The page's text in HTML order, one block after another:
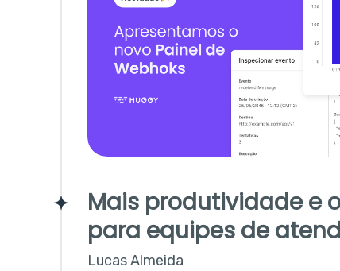
Mais produtividade e
para equipes de
Lucas Almeida